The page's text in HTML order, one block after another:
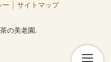
ー サイトマップ
の美老園.